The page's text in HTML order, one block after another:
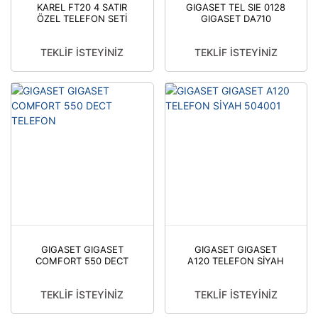
KAREL FT20 4 SATIR
ÖZEL TELEFON SETİ
TEKLİF İSTEYİNİZ
GIGASET TEL SIE 0128
GIGASET DA710
TEKLİF İSTEYİNİZ
GIGASET GIGASET
COMFORT 550 DECT
TEKLİF İSTEYİNİZ
GIGASET GIGASET
A120 TELEFON SİYAH
TEKLİF İSTEYİNİZ